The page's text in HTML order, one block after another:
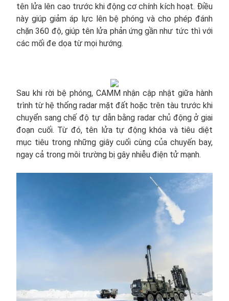
tên lửa lên cao trước khi động cơ chính kích hoạt. Điều
này giúp giảm áp lực lên bệ phóng và cho phép đánh
chặn 360 độ, giúp tên lửa phản ứng gần như tức thì với
các mối đe dọa từ mọi hướng.
Sau khi rời bệ phóng, CAMM nhận cập nhật giữa hành
trình từ hệ thống radar mặt đất hoặc trên tàu trước khi
chuyển sang chế độ tự dẫn bằng radar chủ động ở giai
đoạn cuối. Từ đó, tên lửa tự động khóa và tiêu diệt
mục tiêu trong những giây cuối cùng của chuyến bay,
ngay cả trong môi trường bị gây nhiễu điện tử mạnh.